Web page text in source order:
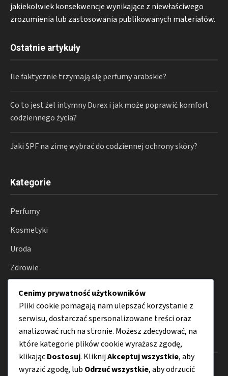
jakiekolwiek konsekwencje wynikające z niewłaściwego
zrozumienia lub zastosowania publikowanych materiałów.
Ostatnie artykuły
Ile faktycznie trzymają się perfumy arabskie?
Co to jest żel intymny Durex i jak może poprawić komfort
codziennego życia?
Jaki SPF na zimę wybrać do codziennej ochrony skóry?
Kategorie
Perfumy
Kosmetyki
Uroda
Zdrowie
Porady
Menu
O nas
Cenimy prywatność użytkowników
Pliki cookie pomagają nam ulepszać korzystanie z
serwisu, dostarczać spersonalizowane treści oraz
analizować ruch na stronie. Możesz zdecydować, na
które kategorie plików cookie wyrażasz zgodę,
klikającDostosuj. KliknijAkceptuj wszystkie, aby
wyrazić zgodę, lub Odrzuć wszystkie, aby odrzucić